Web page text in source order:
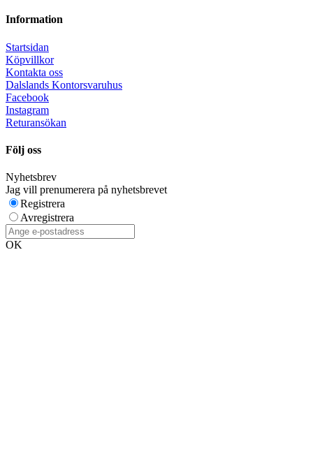
Information
Startsidan
Köpvillkor
Kontakta oss
Dalslands Kontorsvaruhus
Facebook
Instagram
Returansökan
Följ oss
Nyhetsbrev
Jag vill prenumerera på nyhetsbrevet
Registrera
Avregistrera
OK